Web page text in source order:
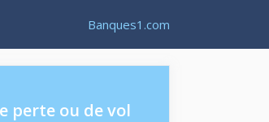
Banques1.com
perte ou de vol